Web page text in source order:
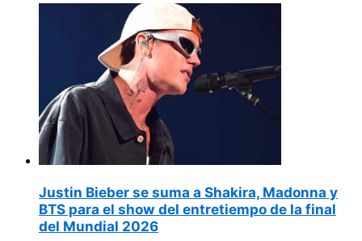
Justin Bieber se suma a Shakira, Madonna y
BTS para el show del entretiempo de la final
del Mundial 2026